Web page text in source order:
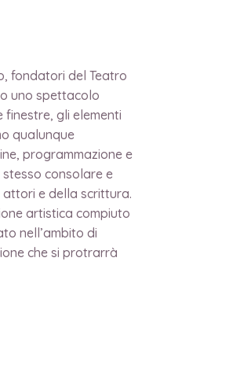
fondatori del Teatro
uno spettacolo
gli elementi
qualunque
programmazione e
consolare e
attori e della scrittura.
artistica compiuto
nell’ambito di
che si protrarrà